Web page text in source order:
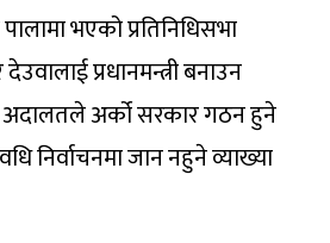
भएको प्रतिनिधिसभा
प्रधानमन्त्री बनाउन
अदालतले अर्को सरकार गठन हुने
निर्वाचनमा जान नहुने व्याख्या